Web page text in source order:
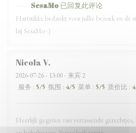
SesaMo 已回复此评论
Hartstikke bedankt voor jullie bezoek en de
bij SesaMo :)
NicolaV
2026-07-26- 13:00 - 来宾 2
服务 : 5/5 氛围 : 4/5 菜单 : 5/5 质价比 : 4
Heerlijk gegeten van verrassende